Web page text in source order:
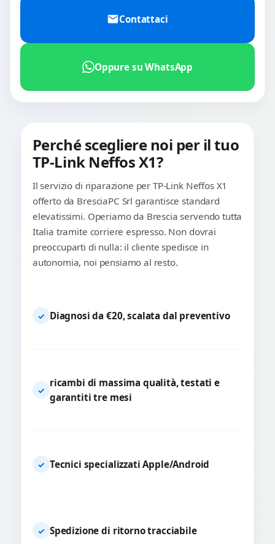
Contattaci
Oppure su WhatsApp
Perché scegliere noi per il tuo
TP-Link Neffos X1?
Il servizio di riparazione per TP-Link Neffos X1
offerto da BresciaPC Srl garantisce standard
elevatissimi. Operiamo da Brescia servendo tutta
Italia tramite corriere espresso. Non dovrai
preoccuparti di nulla: il cliente spedisce in
autonomia, noi pensiamo al resto.
✓ Diagnosi da €20, scalata dal preventivo
✓
ricambi di massima qualità, testati e
garantiti tre mesi
✓ Tecnici specializzati Apple/Android
✓ Spedizione di ritorno tracciabile